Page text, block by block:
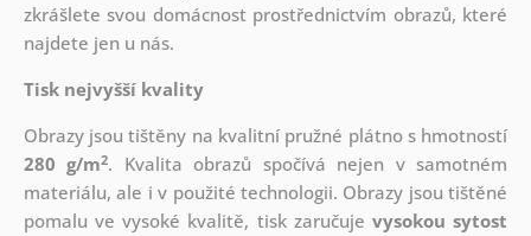
zkrášlete svou domácnost prostřednictvím obrazů, které
najdete jen u nás.
Tisk nejvyšší kvality
Obrazy jsou tištěny na kvalitní pružné plátno s hmotností
280 g/m2. Kvalita obrazů spočívá nejen v samotném
materiálu, ale i v použité technologii. Obrazy jsou tištěné
pomalu ve vysoké kvalitě, tisk zaručuje vysokou sytost